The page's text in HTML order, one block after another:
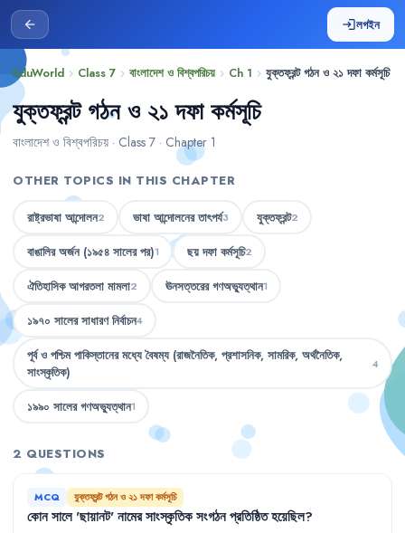
arrow_back loginলগইন
EduWorld chevron_right Class 7 chevron_right বাংলাদেশ ও বিশ্বপরিচয় chevron_right Ch 1 chevron_right যুক্তফ্রন্ট গঠন ও ২১ দফা কর্মসূচি
যুক্তফ্রন্ট গঠন ও ২১ দফা কর্মসূচি
বাংলাদেশ ও বিশ্বপরিচয় · Class 7 · Chapter 1
OTHER TOPICS IN THIS CHAPTER
রাষ্ট্রভাষা আন্দোলন2 ভাষা আন্দোলনের তাৎপর্য3 যুক্তফ্রন্ট2
বাঙালির অর্জন (১৯৫৪ সালের পর)1 ছয় দফা কর্মসূচি2
ঐতিহাসিক আগরতলা মামলা2 ঊনসত্তরের গণঅভ্যুত্থান1
১৯৭০ সালের সাধারণ নির্বাচন4
পূর্ব ও পশ্চিম পাকিস্তানের মধ্যে বৈষম্য (রাজনৈতিক, প্রশাসনিক, সামরিক, অর্থনৈতিক,
সাংস্কৃতিক)
4
১৯৯০ সালের গণঅভ্যুত্থান1
2 QUESTIONS
MCQ যুক্তফ্রন্ট গঠন ও ২১ দফা কর্মসূচি
কোনসালে 'ছায়ানট'নামেরসাংস্কৃতিকসংগঠনপ্রতিষ্ঠিতহয়েছিল?